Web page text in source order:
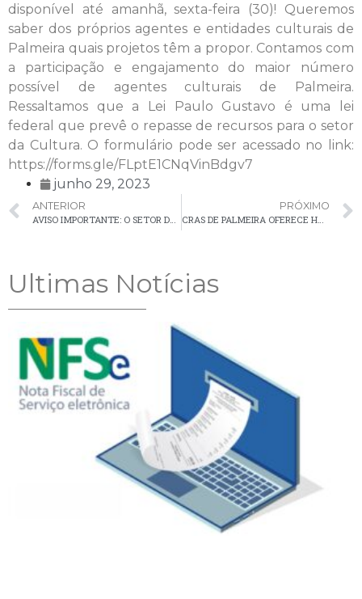
disponível até amanhã, sexta-feira (30)! Queremos
saber dos próprios agentes e entidades culturais de
Palmeira quais projetos têm a propor. Contamos com
a participação e engajamento do maior número
possível de agentes culturais de Palmeira.
Ressaltamos que a Lei Paulo Gustavo é uma lei
federal que prevê o repasse de recursos para o setor
da Cultura. O formulário pode ser acessado no link:
https://forms.gle/FLptE1CNqVinBdgv7
junho 29, 2023
ANTERIOR
PRÓXIMO
CRAS DE PALMEIRA OFERECE HORÁRIO ESPECIAL DE ATENDIMENTO PARA ATUALIZAÇÃO DO CADASTRO ÚNICO
Ultimas Notícias